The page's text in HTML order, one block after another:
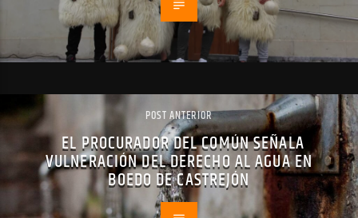
POST ANTERIOR
EL PROCURADOR DEL COMÚN SEÑALA
VULNERACIÓN DEL DERECHO AL AGUA EN
BOEDO DE CASTREJÓN